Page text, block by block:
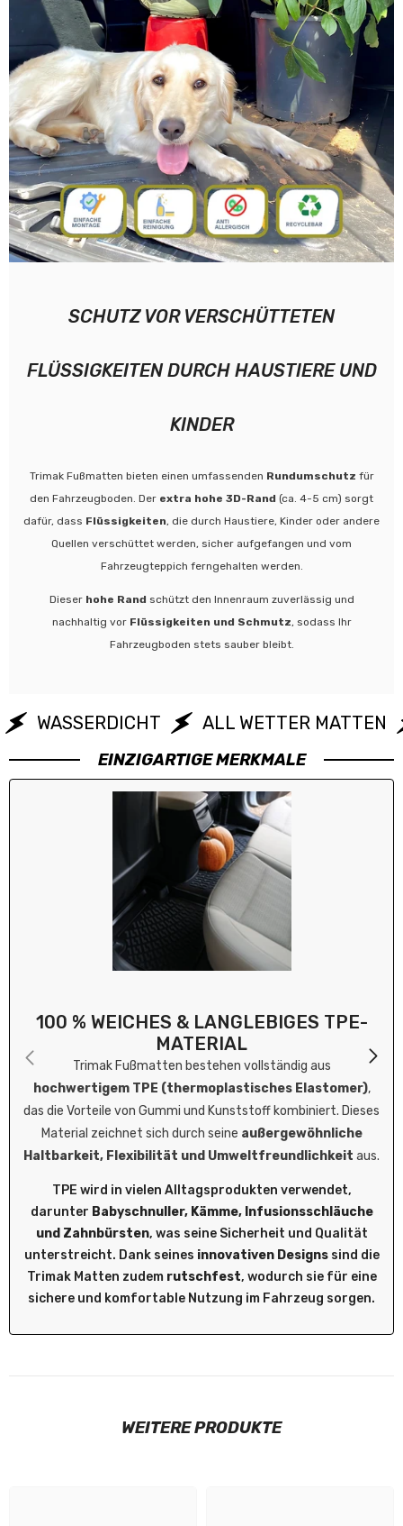
SCHUTZ VOR VERSCHÜTTETEN
FLÜSSIGKEITEN DURCH HAUSTIERE UND
KINDER
Trimak Fußmatten bieten einen umfassenden Rundumschutz für
den Fahrzeugboden. Der extra hohe 3D-Rand (ca. 4-5 cm) sorgt
dafür, dass Flüssigkeiten, die durch Haustiere, Kinder oder andere
Quellen verschüttet werden, sicher aufgefangen und vom
Fahrzeugteppich ferngehalten werden.
Dieser hohe Rand schützt den Innenraum zuverlässig und
nachhaltig vor Flüssigkeiten und Schmutz, sodass Ihr
Fahrzeugboden stets sauber bleibt.
WASSERDICHT ALL WETTER MATTEN
EINZIGARTIGE MERKMALE
100 % WEICHES & LANGLEBIGES TPE-
MATERIAL
Trimak Fußmatten bestehen vollständig aus
hochwertigem TPE (thermoplastisches Elastomer),
das die Vorteile von Gummi und Kunststoff kombiniert. Dieses
Material zeichnet sich durch seine außergewöhnliche
Haltbarkeit, Flexibilität und Umweltfreundlichkeit aus.
TPE wird in vielen Alltagsprodukten verwendet,
darunter Babyschnuller, Kämme, Infusionsschläuche
und Zahnbürsten, was seine Sicherheit und Qualität
unterstreicht. Dank seines innovativen Designssind die
Trimak Matten zudem rutschfest, wodurch sie für eine
sichere und komfortable Nutzung im Fahrzeug sorgen.
WEITERE PRODUKTE